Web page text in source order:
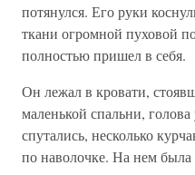
потянулся. Его руки
ткани огромной пуховой
полностью пришел в себя.
Он лежал в кровати,
маленькой спальни,
спутались, несколько
по наволочке. На нем